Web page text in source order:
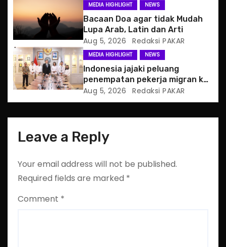
i
o
n
MEDIA HIGHLIGHT NEWS
Bacaan Doa agar tidak Mudah
Lupa Arab, Latin dan Arti
Aug 5, 2026 Redaksi PAKAR
MEDIA HIGHLIGHT NEWS
Indonesia jajaki peluang
penempatan pekerja migran ke
Slowakia
Aug 5, 2026 Redaksi PAKAR
Leave a Reply
Your email address will not be published.
Required fields are marked *
Comment *